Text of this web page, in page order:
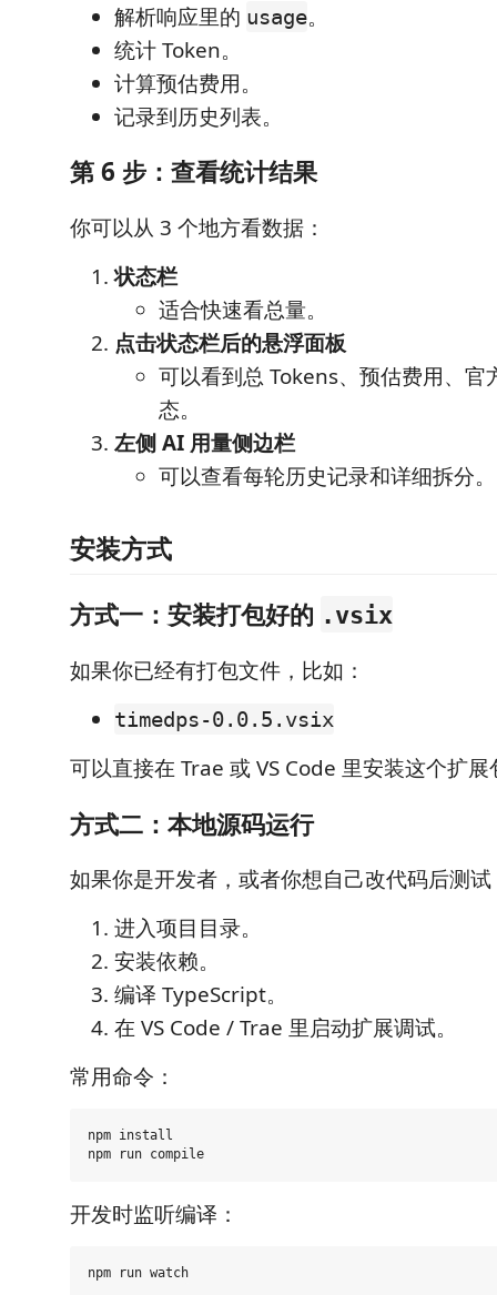
解析响应里的 usage。
统计 Token。
计算预估费用。
记录到历史列表。
第 6 步：查看统计结果
你可以从 3 个地方看数据：
状态栏
适合快速看总量。
点击状态栏后的悬浮面板
可以看到总 Tokens、预估费用、官
态。
左侧 AI 用量侧边栏
可以查看每轮历史记录和详细拆分。
安装方式
方式一：安装打包好的 .vsix
如果你已经有打包文件，比如：
timedps-0.0.5.vsix
可以直接在 Trae 或 VS Code 里安装这个扩展
方式二：本地源码运行
如果你是开发者，或者你想自己改代码后测试
进入项目目录。
安装依赖。
编译 TypeScript。
在 VS Code / Trae 里启动扩展调试。
常用命令：
npm install
开发时监听编译：